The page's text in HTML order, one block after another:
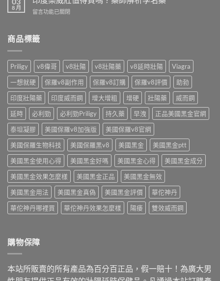
賣！
藥
你
台
怎
買〉
中
清
單
教
需
求
挑〉
中
藥
貨
款
嗎？
藥
師
點
破
3
大
陷
阱〉
中
8 月
在
樂
威
值
買
嗎？
藥
師
解
析
學
名
藥〉
中
留言功能已關閉
商品標籤
Priligy v8偉哥 v8壯陽 v8壯陽藥 v8延時壯陽
Viagra
一想就硬
保羅v8副作用 保羅v8訂購 保羅v8評價
助勃
印度壯陽藥
印度威而鋼 增大增粗 增硬 壯陽藥
威而鋼
延時
必利勁 必利勁Priligy 持久藥 早洩
正品美國黑金官網
泰坦凝膠
美國保羅v8加強版
美國保羅v8官網
美國保羅生物科技
美國保羅黑v8 美國黑金
美國黑金ptt
美國黑金使用心得
美國黑金好嗎 美國黑金心得
美國黑金成分
美國黑金效果怎麼樣
美國黑金正品
美國黑金無效
美國黑金用法
美國黑金真偽 美國黑金評價
華佗神丹
華佗神丹哪裡買
華佗神丹效果怎麼樣 陽痿 雙效威而鋼
購物保障
本站所販賣的所有產品為百分百正品，假一賠十！為廣大男